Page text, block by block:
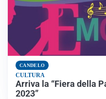
CANDELO
CULTURA
Arriva la “Fiera della
2023”